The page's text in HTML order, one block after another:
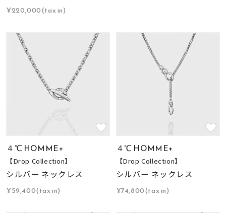
¥220,000(tax in)
４℃ HOMME+
【Drop Collection】
シルバー ネックレス
¥59,400(tax in)
４℃ HOMME+
【Drop Collection】
シルバー ネックレス
¥74,800(tax in)